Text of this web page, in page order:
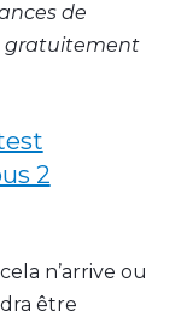
de
gratuitement
2
n’arrive ou
être